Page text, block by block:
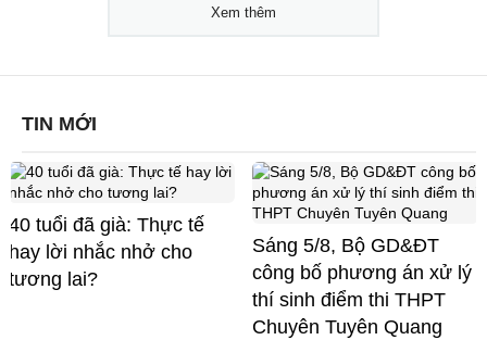
Xem thêm
TIN MỚI
40 tuổi đã già: Thực tế
hay lời nhắc nhở cho
tương lai?
Sáng 5/8, Bộ GD&ĐT
công bố phương án xử lý
thí sinh điểm thi THPT
Chuyên Tuyên Quang